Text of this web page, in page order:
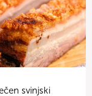
svinjski